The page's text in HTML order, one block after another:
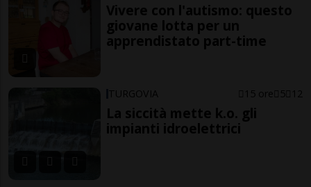
Vivere con l'autismo: questo
giovane lotta per un
apprendistato part-time
TURGOVIA 15 ore 5 12
La siccità mette k.o. gli
impianti idroelettrici